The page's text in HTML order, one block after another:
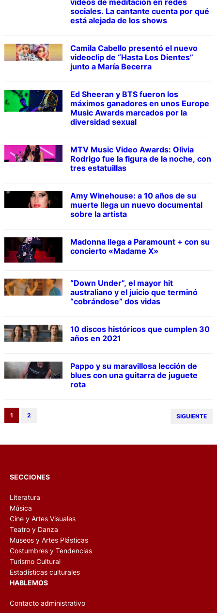
sociales. La cantante cuenta por qué
está alejada de los shows
Camila Cabello presentó el nuevo
videoclip de “Hasta Los Dientes”
junto a María Becerra
Ed Sheeran y BTS fueron los
máximos ganadores en unos Europe
Music Awards marcados por la
diversidad sexual
MTV Music Video Awards: Olivia
Rodrigo fue la figura de la noche, con
tres estatuillas
Amy Winehouse: a 10 años de su
muerte llega un nuevo documental
sobre la artista
Madonna llega a Paramount + con su
concierto «Madame X»
“Down Under”, el mayor hit
australiano y el juicio que terminó
“cobrándose” dos vidas
10 discos históricos que cumplen 30
años en 2021
Pappo y su maravillosa lección de
blues con una guitarra de juguete
rota
1 2 SIGUIENTE
SECCIONES
Literatura
Música
Cine y Artes Visuales
Teatro y Danza
Museos y Artes Plásticas
Costumbres y Tendencias
Turismo Cultural
Estadísticas culturales
HABLEMOS
Contacto administrativo